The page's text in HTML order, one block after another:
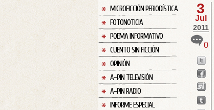
MICROFICCIÓN PERIODÍSTICA
FOTONOTICIA
POEMA INFORMATIVO
CUENTO SIN FICCIÓN
OPINIÓN
A-PIN TELEVISIÓN
A-PIN RADIO
INFORME ESPECIAL
3
Jul
2011
0